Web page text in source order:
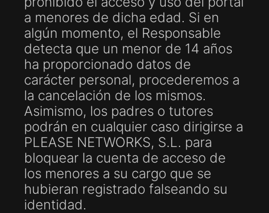
a menores de dicha edad. Si en
algún momento, el Responsable
detecta que un menor de 14 años
ha proporcionado datos de
carácter personal, procederemos a
la cancelación de los mismos.
Asimismo, los padres o tutores
podrán en cualquier caso dirigirse a
PLEASE NETWORKS, S.L. para
bloquear la cuenta de acceso de
los menores a su cargo que se
hubieran registrado falseando su
identidad.